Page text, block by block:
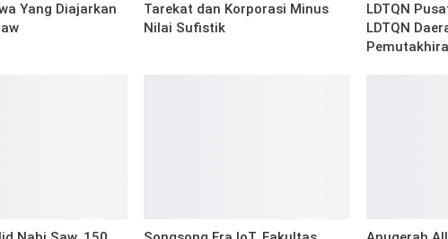
Yang Diajarkan
Tarekat dan Korporasi Minus
Nilai Sufistik
LDTQN
LDTQN